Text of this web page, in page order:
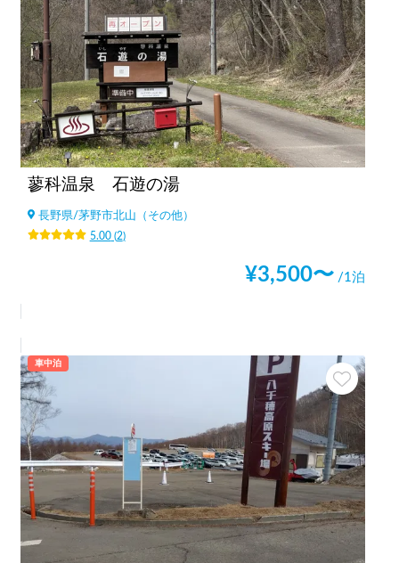
蓼科温泉 石遊の湯
長野県/茅野市北山（その他）
5.00(2)
¥3,500〜 /1泊
車中泊